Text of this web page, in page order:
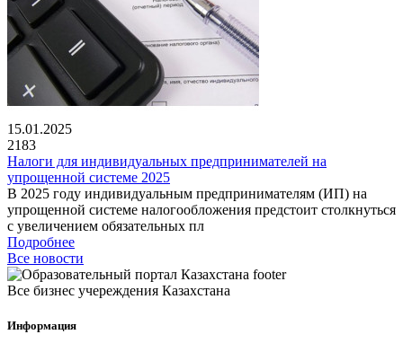
15.01.2025
2183
Налоги для индивидуальных предпринимателей на
упрощенной системе 2025
В 2025 году индивидуальным предпринимателям (ИП) на
упрощенной системе налогообложения предстоит столкнуться
с увеличением обязательных пл
Подробнее
Все новости
Все бизнес учереждения Казахстана
Информация